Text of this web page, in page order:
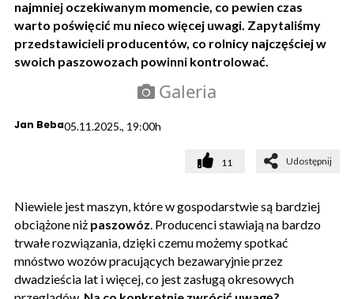
najmniej oczekiwanym momencie, co pewien czas
warto poświęcić mu nieco więcej uwagi. Zapytaliśmy
przedstawicieli producentów, co rolnicy najczęściej w
swoich paszowozach powinni kontrolować.
Galeria
Jan Beba05.11.2025., 19:00h
11 Udostępnij
Niewiele jest maszyn, które w gospodarstwie są bardziej
obciążone niż paszowóz . Producenci stawiają na bardzo
trwałe rozwiązania, dzięki czemu możemy spotkać
mnóstwo wozów pracujących bezawaryjnie przez
dwadzieścia lat i więcej, co jest zasługą okresowych